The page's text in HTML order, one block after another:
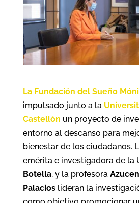
La Fundación del Sueño
impulsado junto a la
Castellón un proyecto de
entorno al descanso para
bienestar de los ciudadanos.
emérita e investigadora de la
Botella, y la profesora
Palacioslideran la